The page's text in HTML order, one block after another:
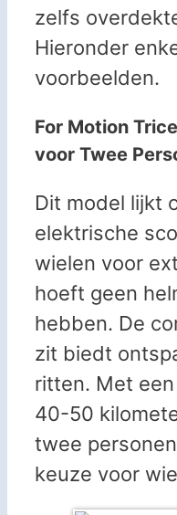
zelfs
Hieronder
voorbeelden.
For Motion
voor Twee
Dit model lijkt
elektrische
wielen voor
hoeft geen
hebben. De
zit biedt
ritten. Met
40-50
twee
keuze voor